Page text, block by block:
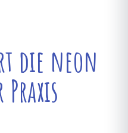
die neon